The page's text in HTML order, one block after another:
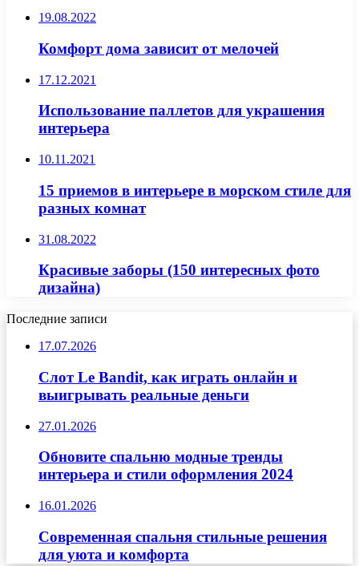
19.08.2022
Комфорт дома зависит от мелочей
17.12.2021
Использование паллетов для украшения
интерьера
10.11.2021
15 приемов в интерьере в морском стиле для
разных комнат
31.08.2022
Красивые заборы (150 интересных фото
дизайна)
Последние записи
17.07.2026
Слот Le Bandit, как играть онлайн и
выигрывать реальные деньги
27.01.2026
Обновите спальню модные тренды
интерьера и стили оформления 2024
16.01.2026
Современная спальня стильные решения
для уюта и комфорта